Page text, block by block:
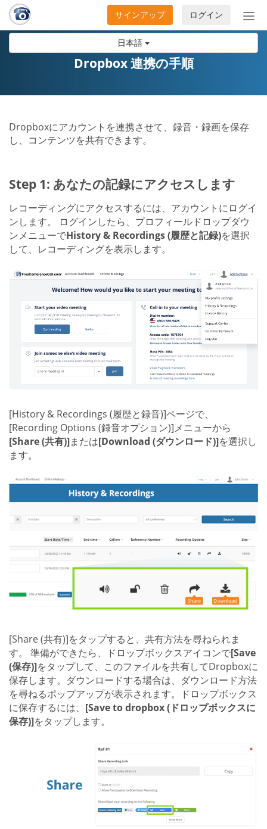
日本語
ナ
ビ
開
ログイン
サインアップ
Dropbox 連携の手順
Dropboxにアカウントを連携させて、録音・録画を保存
し、コンテンツを共有できます。
Step 1: あなたの記録にアクセスします
レコーディングにアクセスするには、アカウントにログイ
ンします。 ログインしたら、プロフィールドロップダウ
ンメニューでHistory & Recordings (履歴と記録)を選択
して、レコーディングを表示します。
[History & Recordings (履歴と録音)]ページで、
[Recording Options (録音オプション)]メニューから
[Share (共有)]または[Download (ダウンロード)]を選択し
ます。
[Share (共有)]をタップすると、共有方法を尋ねられま
す。 準備ができたら、ドロップボックスアイコンで[Save
(保存)]をタップして、このファイルを共有してDropboxに
保存します。ダウンロードする場合は、ダウンロード方法
を尋ねるポップアップが表示されます。ドロップボックス
に保存するには、 [Save to dropbox (ドロップボックスに
保存)]をタップします。